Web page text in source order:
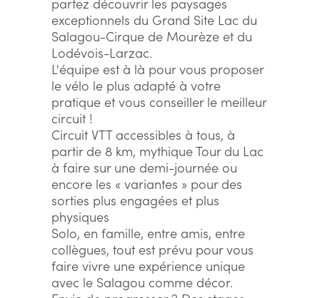
exceptionnels du Grand Site Lac du
Salagou-Cirque de Mourèze et du
Lodévois-Larzac.
L'équipe est à là pour vous proposer
le vélo le plus adapté à votre
pratique et vous conseiller le meilleur
circuit !
Circuit VTT accessibles à tous, à
partir de 8 km, mythique Tour du Lac
à faire sur une demi-journée ou
encore les « variantes » pour des
sorties plus engagées et plus
physiques
Solo, en famille, entre amis, entre
collègues, tout est prévu pour vous
faire vivre une expérience unique
avec le Salagou comme décor.